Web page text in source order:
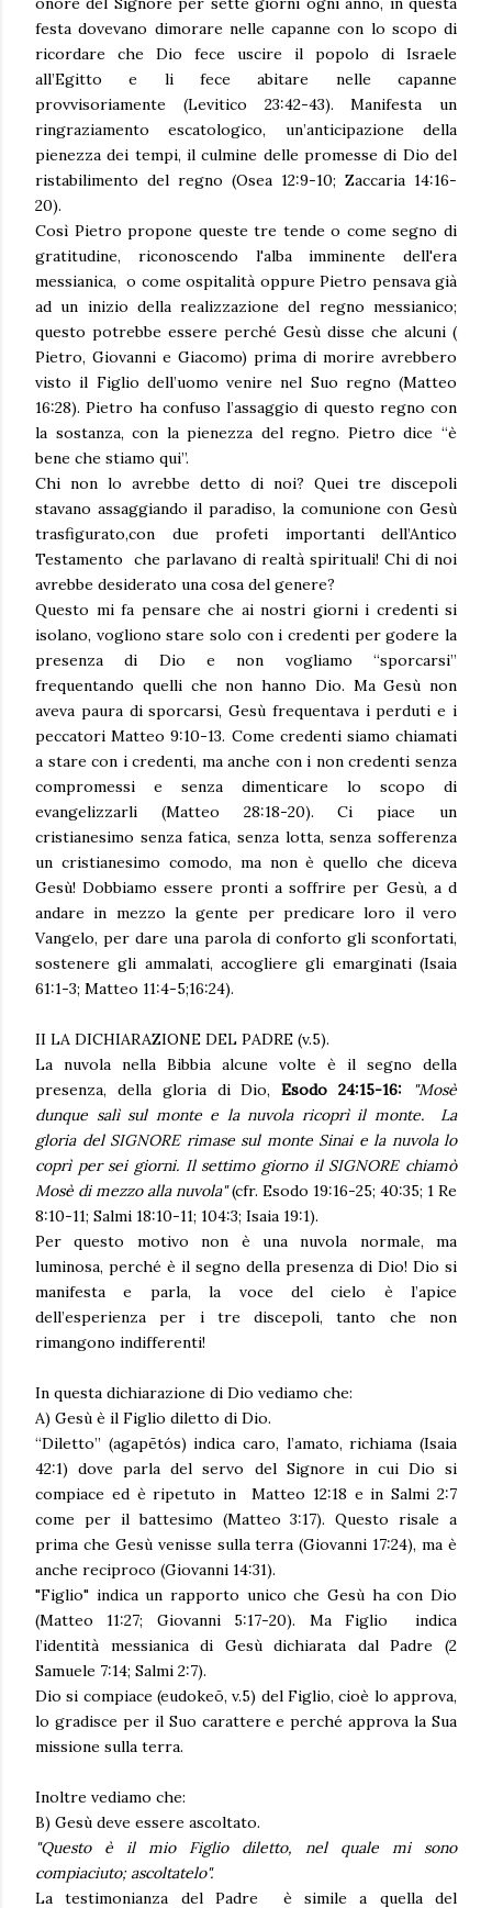
festa dovevano dimorare nelle capanne con lo scopo di
ricordare che Dio fece uscire il popolo di Israele
all’Egitto e li fece abitare nelle capanne
provvisoriamente (Levitico 23:42-43). Manifesta un
ringraziamento escatologico, un’anticipazione della
pienezza dei tempi, il culmine delle promesse di Dio del
ristabilimento del regno (Osea 12:9-10; Zaccaria 14:16-
20).
Così Pietro propone queste tre tende o come segno di
gratitudine, riconoscendo l'alba imminente dell'era
messianica, o come ospitalità oppure Pietro pensava già
ad un inizio della realizzazione del regno messianico;
questo potrebbe essere perché Gesù disse che alcuni (
Pietro, Giovanni e Giacomo) prima di morire avrebbero
visto il Figlio dell’uomo venire nel Suo regno (Matteo
16:28). Pietro ha confuso l’assaggio di questo regno con
la sostanza, con la pienezza del regno. Pietro dice “è
bene che stiamo qui”.
Chi non lo avrebbe detto di noi? Quei tre discepoli
stavano assaggiando il paradiso, la comunione con Gesù
trasfigurato,con due profeti importanti dell’Antico
Testamento che parlavano di realtà spirituali! Chi di noi
avrebbe desiderato una cosa del genere?
Questo mi fa pensare che ai nostri giorni i credenti si
isolano, vogliono stare solo con i credenti per godere la
presenza di Dio e non vogliamo “sporcarsi”
frequentando quelli che non hanno Dio. Ma Gesù non
aveva paura di sporcarsi, Gesù frequentava i perduti e i
peccatori Matteo 9:10-13. Come credenti siamo chiamati
a stare con i credenti, ma anche con i non credenti senza
compromessi e senza dimenticare lo scopo di
evangelizzarli (Matteo 28:18-20). Ci piace un
cristianesimo senza fatica, senza lotta, senza sofferenza
un cristianesimo comodo, ma non è quello che diceva
Gesù! Dobbiamo essere pronti a soffrire per Gesù, a d
andare in mezzo la gente per predicare loro il vero
Vangelo, per dare una parola di conforto gli sconfortati,
sostenere gli ammalati, accogliere gli emarginati (Isaia
61:1-3; Matteo 11:4-5;16:24).
II LA DICHIARAZIONE DEL PADRE (v.5).
La nuvola nella Bibbia alcune volte è il segno della
presenza, della gloria di Dio,Esodo 24:15-16: "Mosè
dunque salì sul monte e la nuvola ricoprì il monte. La
gloria del SIGNORE rimase sul monte Sinai e la nuvola lo
coprì per sei giorni. Il settimo giorno il SIGNORE chiamò
Mosè di mezzo alla nuvola"(cfr. Esodo 19:16-25; 40:35; 1 Re
8:10-11; Salmi 18:10-11; 104:3; Isaia 19:1).
Per questo motivo non è una nuvola normale, ma
luminosa, perché è il segno della presenza di Dio! Dio si
manifesta e parla, la voce del cielo è l’apice
dell’esperienza per i tre discepoli, tanto che non
rimangono indifferenti!
In questa dichiarazione di Dio vediamo che:
A) Gesù è il Figlio diletto di Dio.
“Diletto” (agapētós) indica caro, l’amato, richiama (Isaia
42:1) dove parla del servo del Signore in cui Dio si
compiace ed è ripetuto in Matteo 12:18 e in Salmi 2:7
come per il battesimo (Matteo 3:17). Questo risale a
prima che Gesù venisse sulla terra (Giovanni 17:24), ma è
anche reciproco (Giovanni 14:31).
"Figlio" indica un rapporto unico che Gesù ha con Dio
(Matteo 11:27; Giovanni 5:17-20). Ma Figlio indica
l’identità messianica di Gesù dichiarata dal Padre (2
Samuele 7:14; Salmi 2:7).
Dio si compiace (eudokeō, v.5) del Figlio, cioè lo approva,
lo gradisce per il Suo carattere e perché approva la Sua
missione sulla terra.
Inoltre vediamo che:
B) Gesù deve essere ascoltato.
"Questo è il mio Figlio diletto, nel quale mi sono
compiaciuto; ascoltatelo".
La testimonianza del Padre è simile a quella del